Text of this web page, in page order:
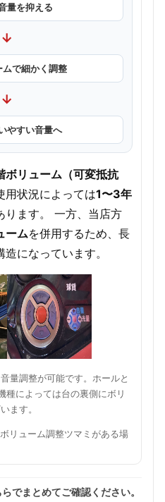
量を抑える
→
で細かく調整
→
やすい音量へ
ボリューム（可変抵抗
用状況によっては1〜3年
ります。 一方、当店方
ームを併用するため、長
になっています。
量調整が可能です。ホールと
種によっては台の裏側にボリ
ます。
リューム調整ツマミがある場
でまとめてご確認ください。